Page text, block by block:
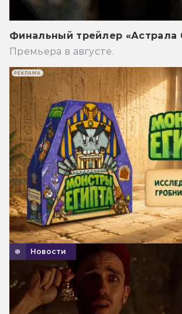
Финальный трейлер «Астрала
Премьера в августе.
Новости
РЕКЛАМА